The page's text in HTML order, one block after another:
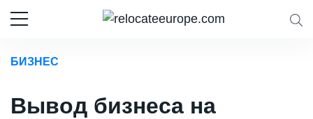
БИЗНЕС
Вывод бизнеса на